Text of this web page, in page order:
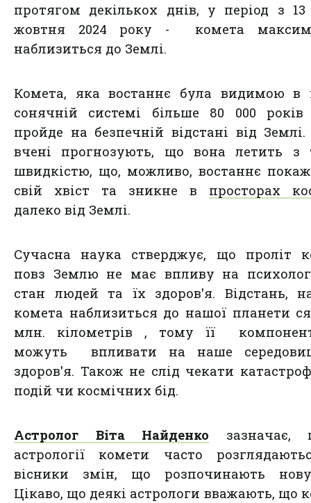
протягом декількох днів, у період з
жовтня 2024 року - комета
наблизиться до Землі.
Комета, яка востаннє була видимою в
сонячній системі більше 80 000
пройде на безпечній відстані від
вчені прогнозують, що вона летить з
швидкістю, що, можливо, востаннє
свій хвіст та зникне в просторах
далеко від Землі.
Сучасна наука стверджує, що проліт
повз Землю не має впливу на
стан людей та їх здоров'я. Відстань,
комета наблизиться до нашої планети
млн. кілометрів , тому її
можуть впливати на наше
здоров'я. Також не слід чекати
подій чи космічних бід.
Астролог Віта Найденко
астрології комети часто
вісники змін, що розпочинають
Цікаво, що деякі астрологи вважають, що